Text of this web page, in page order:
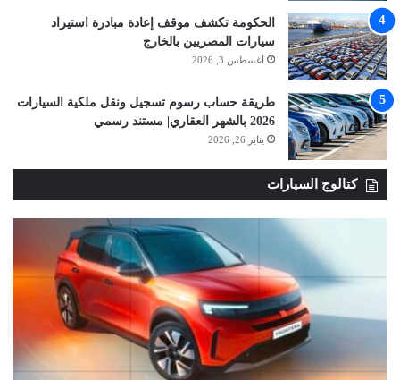
الحكومة تكشف موقف إعادة مبادرة استيراد
سيارات المصريين بالخارج
أغسطس 3, 2026
طريقة حساب رسوم تسجيل ونقل ملكية السيارات
2026 بالشهر العقاري| مستند رسمي
يناير 26, 2026
كتالوج السيارات